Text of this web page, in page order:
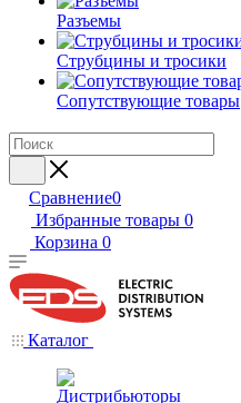
Разъемы
Струбцины и тросики
Сопутствующие товары
Сравнение0
Избранные товары 0
Корзина 0
Каталог